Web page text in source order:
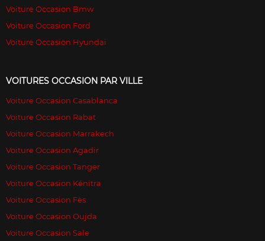
Voiture Occasion Bmw
Voiture Occasion Ford
Voiture Occasion Hyundai
VOITURES OCCASION PAR VILLE
Voiture Occasion Casablanca
Voiture Occasion Rabat
Voiture Occasion Marrakech
Voiture Occasion Agadir
Voiture Occasion Tanger
Voiture Occasion Kénitra
Voiture Occasion Fès
Voiture Occasion Oujda
Voiture Occasion Sale